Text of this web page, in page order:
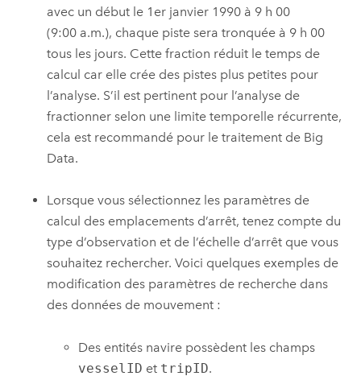
avec un début le 1er janvier 1990 à 9 h 00
(9:00 a.m.), chaque piste sera tronquée à 9 h 00
tous les jours. Cette fraction réduit le temps de
calcul car elle crée des pistes plus petites pour
l’analyse. S’il est pertinent pour l’analyse de
fractionner selon une limite temporelle récurrente,
cela est recommandé pour le traitement de Big
Data.
Lorsque vous sélectionnez les paramètres de
calcul des emplacements d’arrêt, tenez compte du
type d’observation et de l’échelle d’arrêt que vous
souhaitez rechercher. Voici quelques exemples de
modification des paramètres de recherche dans
des données de mouvement :
Des entités navire possèdent les champs
vesselID et tripID.